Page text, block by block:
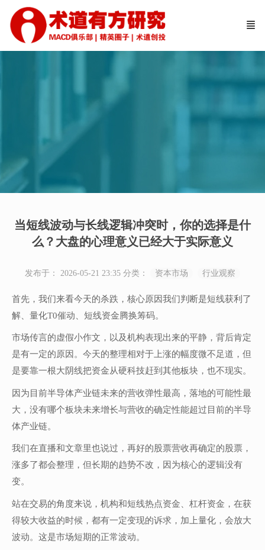
当短线波动与长线逻辑冲突时，你的选择是什
么？大盘的心理意义已经大于实际意义
发布于： 2026-05-21 23:35 分类： 资本市场 行业观察
首先，我们来看今天的杀跌，核心原因我们判断是短线获利了
解、量化T0催动、短线资金腾换筹码。
市场传言的虚假小作文，以及机构表现出来的平静，背后肯定
是有一定的原因。今天的整理相对于上涨的幅度微不足道，但
是要靠一根大阴线把资金从硬科技赶到其他板块，也不现实。
因为目前半导体产业链未来的营收弹性最高，落地的可能性最
大，没有哪个板块未来增长与营收的确定性能超过目前的半导
体产业链。
我们在直播和文章里也说过，再好的股票营收再确定的股票，
涨多了都会整理，但长期的趋势不改，因为核心的逻辑没有
变。
站在交易的角度来说，机构和短线热点资金、杠杆资金，在获
得较大收益的时候，都有一定变现的诉求，加上量化，会放大
波动。这是市场短期的正常波动。